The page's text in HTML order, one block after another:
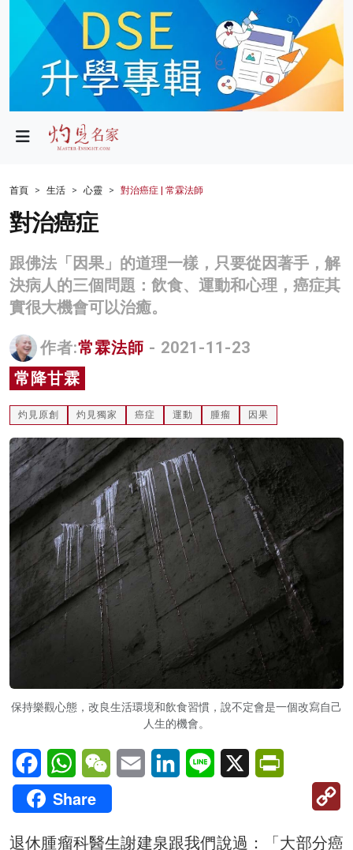
政局
財經
生活
商業
科技
影片
名家榜
灼見活動
關於我們
首頁 生活 心靈 對治癌症 | 常霖法師
對治癌症
跟佛法「因果」的道理一樣，只要從因著手，解
決病人的三個問題：飲食、運動和心理，癌症其
實很大機會可以治癒。
作者:常霖法師 - 2021-11-23
常降甘霖
灼見原創 灼見獨家 癌症 運動 腫瘤 因果
保持樂觀心態，改良生活環境和飲食習慣，說不定會是一個改寫自己
人生的機會。
FacebookWhatsAppWeChatEmail LinkedInLine X
Share
退休腫瘤科醫生謝建泉跟我們說過：「大部分癌